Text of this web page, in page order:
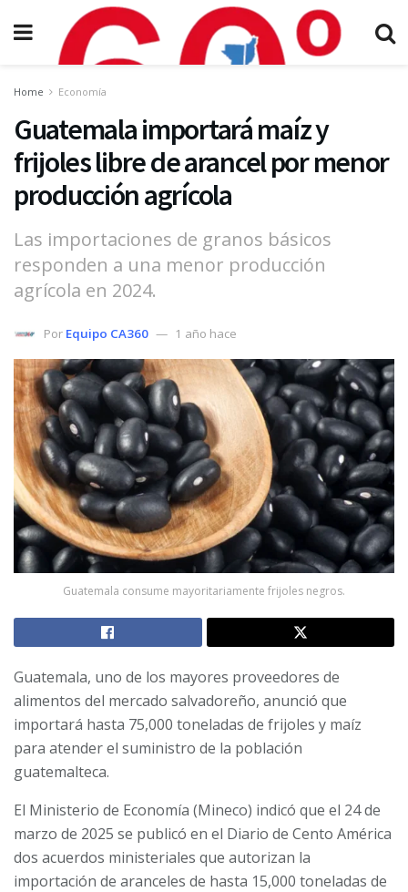
Home Economía
Guatemala importará maíz y
frijoles libre de arancel por menor
producción agrícola
Las importaciones de granos básicos
responden a una menor producción
agrícola en 2024.
Por Equipo CA360 1 año hace
Guatemala consume mayoritariamente frijoles negros.
Guatemala, uno de los mayores proveedores de
alimentos del mercado salvadoreño, anunció que
importará hasta 75,000 toneladas de frijoles y maíz
para atender el suministro de la población
guatemalteca.
El Ministerio de Economía (Mineco) indicó que el 24 de
marzo de 2025 se publicó en el Diario de Cento América
dos acuerdos ministeriales que autorizan la
importación de aranceles de hasta 15,000 toneladas de